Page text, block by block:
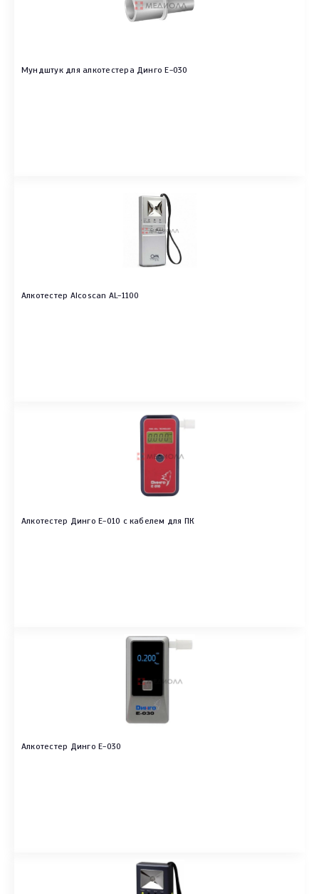
Мундштук для алкотестера Динго E-030
Алкотестер Alcoscan AL-1100
Алкотестер Динго E-010 с кабелем для ПК
Алкотестер Динго E-030